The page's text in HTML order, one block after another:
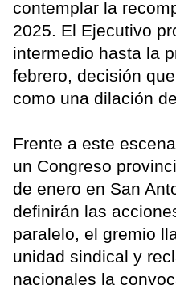
contemplar la
2025. El Ejecutivo
intermedio hasta la
febrero, decisión
como una dilación
Frente a este
un Congreso
de enero en San
definirán las
paralelo, el gremio
unidad sindical y
nacionales la